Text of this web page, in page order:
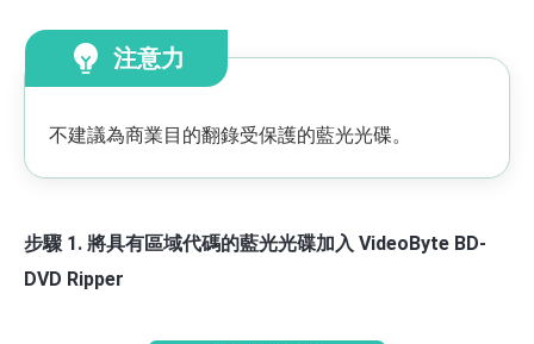
注意力
不建議為商業目的翻錄受保護的藍光光碟。
步驟 1. 將具有區域代碼的藍光光碟加入 VideoByte BD-
DVD Ripper